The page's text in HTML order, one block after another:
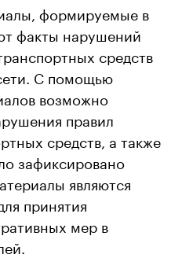
формируемые в
факты нарушений
средств
С помощью
возможно
правил
средств, а также
зафиксировано
являются
принятия
мер в